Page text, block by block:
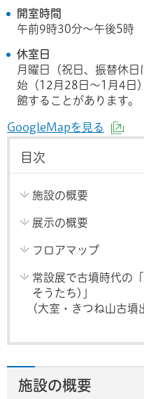
開室時間
午前9時30分～午後5時
休室日
月曜日（祝日、振替休
始（12月28日～1月4日
館することがあります。
GoogleMapを見る
目次
施設の概要
展示の概要
フロアマップ
常設展で古墳時代の
そうたち)」
(大室・きつね山古墳
施設の概要